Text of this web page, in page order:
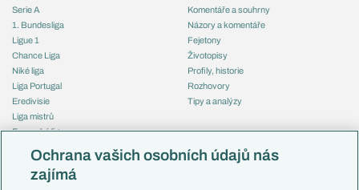
Serie A
1. Bundesliga
Ligue 1
Chance Liga
Niké liga
Liga Portugal
Eredivisie
Liga mistrů
Evropská liga
Mistrovství světa
Liga národů
Komentáře a souhrny
Názory a komentáře
Fejetony
Životopisy
Profily, historie
Rozhovory
Tipy a analýzy
Česko
Ochrana vašich osobních údajů nás
zajímá